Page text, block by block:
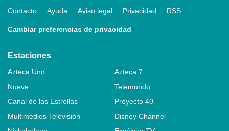
Contacto Ayuda Aviso legal Privacidad RSS
Cambiar preferencias de privacidad
Estaciones
Azteca Uno
Azteca 7
Nueve
Telemundo
Canal de las Estrellas
Proyecto 40
Multimedios Televisión
Disney Channel